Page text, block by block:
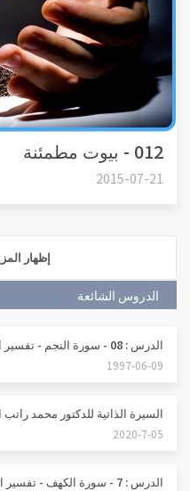
012 - بيوت مطمئنة
2015-07-21
إظهار
الدروس الشائعة
الدرس : 08 - سورة النجم - تفسير الآيات 3...
1997-06-09
السيرة الذاتية للدكتور محمد راتب
2020-7-05
الدرس : 7 - سورة الكهف - تفسير الآيات 60...